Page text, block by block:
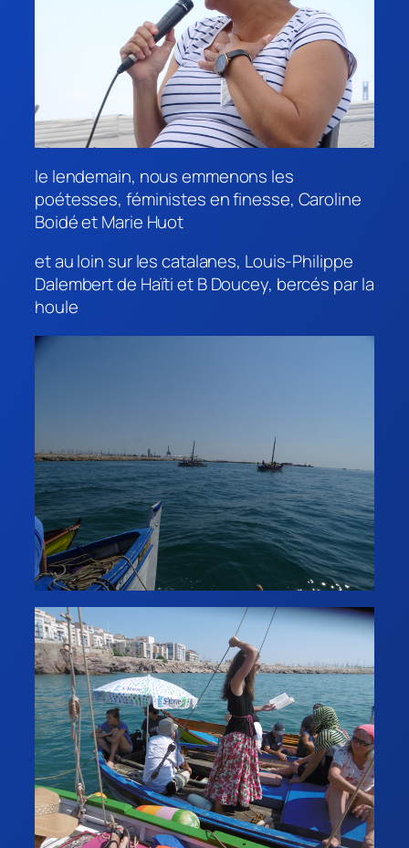
le lendemain, nous emmenons les
poétesses, féministes en finesse, Caroline
Boidé et Marie Huot
et au loin sur les catalanes, Louis-Philippe
Dalembert de Haïti et B Doucey, bercés par la
houle